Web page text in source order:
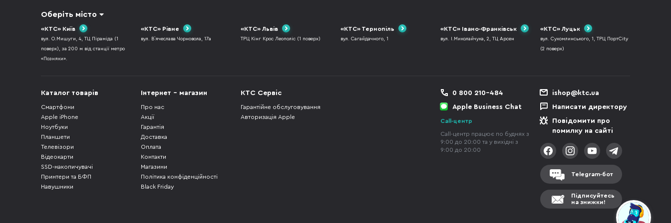
Оберіть місто
«КТС» Київ
вул. О.Мишуги, 4, ТЦ Піраміда (1
поверх), за 200 м від станції метро
«Позняки».
«КТС» Рівне
вул. В`ячеслава Чорновола, 17а
«КТС» Львів
ТРЦ Кінг Крос Леополіс (1 поверх)
«КТС» Тернопіль
вул. Сагайдачного, 1
«КТС» Івано-Франківськ
вул. І.Миколайчука, 2, ТЦ Арсен
«КТС» Луцьк
вул. Сухомлинського, 1, ТРЦ ПортCity
(2 поверх)
Каталог товарів
Смартфони
Apple iPhone
Ноутбуки
Планшети
Телевізори
Відеокарти
SSD-накопичувачі
Принтери та БФП
Навушники
Інтернет - магазин
Про нас
Акції
Гарантія
Доставка
Оплата
Контакти
Магазини
Політика конфіденційності
Black Friday
КТС Сервіс
Гарантійне обслуговування
Авторизація Apple
0 800 210-484
Apple Business Chat
Call-центр
Call-центр працює по буднях з
9:00 до 20:00 та у вихідні з
9:00 до 20:00
ishop@ktc.ua
Написати директору
Повідомити про
помилку на сайті
Telegram-бот
Підписуйтесь
на знижки!